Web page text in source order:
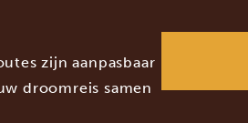
zijn aanpasbaar
droomreis samen